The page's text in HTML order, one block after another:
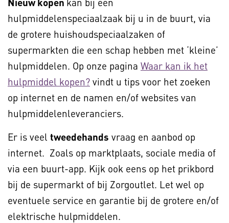
hulpmiddelenspeciaalzaak bij u in de buurt, via
de grotere huishoudspeciaalzaken of
supermarkten die een schap hebben met ‘kleine’
hulpmiddelen. Op onze pagina Waar kan ik het
hulpmiddel kopen? vindt u tips voor het zoeken
op internet en de namen en/of websites van
hulpmiddelenleveranciers.
Er is veel tweedehands vraag en aanbod op
internet. Zoals op marktplaats, sociale media of
via een buurt-app. Kijk ook eens op het prikbord
bij de supermarkt of bij Zorgoutlet. Let wel op
eventuele service en garantie bij de grotere en/of
elektrische hulpmiddelen.